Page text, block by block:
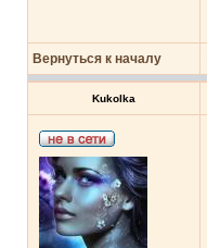
Вернуться к началу
Kukolka